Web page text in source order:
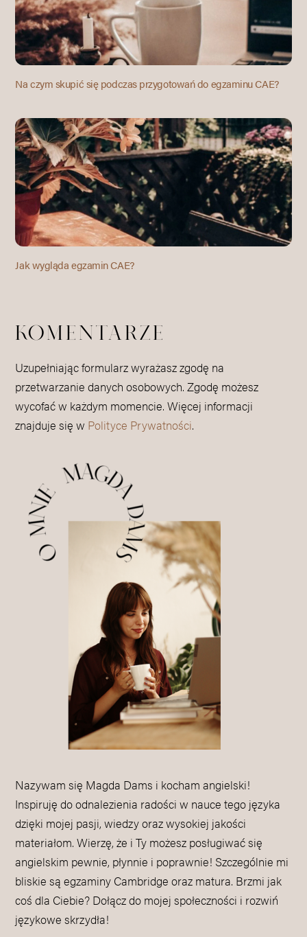
Na czym skupić się podczas przygotowań do egzaminu CAE?
Jak wygląda egzamin CAE?
KOMENTARZE
Uzupełniając formularz wyrażasz zgodę na
przetwarzanie danych osobowych. Zgodę możesz
wycofać w każdym momencie. Więcej informacji
znajduje się w Polityce Prywatności.
Nazywam się Magda Dams i kocham angielski!
Inspiruję do odnalezienia radości w nauce tego języka
dzięki mojej pasji, wiedzy oraz wysokiej jakości
materiałom. Wierzę, że i Ty możesz posługiwać się
angielskim pewnie, płynnie i poprawnie! Szczególnie mi
bliskie są egzaminy Cambridge oraz matura. Brzmi jak
coś dla Ciebie? Dołącz do mojej społeczności i rozwiń
językowe skrzydła!